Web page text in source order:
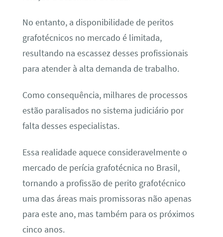
No entanto, a disponibilidade de peritos
grafotécnicos no mercado é limitada,
resultando na escassez desses profissionais
para atender à alta demanda de trabalho.
Como consequência, milhares de processos
estão paralisados no sistema judiciário por
falta desses especialistas.
Essa realidade aquece consideravelmente o
mercado de perícia grafotécnica no Brasil,
tornando a profissão de perito grafotécnico
uma das áreas mais promissoras não apenas
para este ano, mas também para os próximos
cinco anos.